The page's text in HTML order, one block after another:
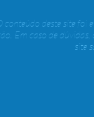
conteúdo deste site
Em caso de
site